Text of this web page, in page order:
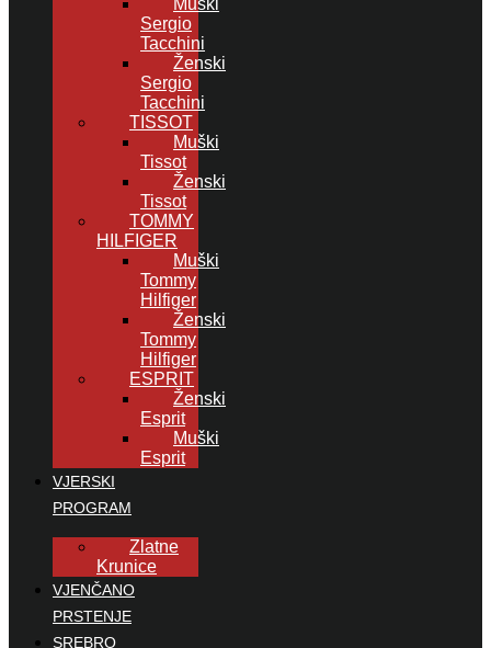
Muški
Sergio
Tacchini
Ženski
Sergio
Tacchini
TISSOT
Muški
Tissot
Ženski
Tissot
TOMMY
HILFIGER
Muški
Tommy
Hilfiger
Ženski
Tommy
Hilfiger
ESPRIT
Ženski
Esprit
Muški
Esprit
VJERSKI
PROGRAM
Zlatne
Krunice
VJENČANO
PRSTENJE
SREBRO